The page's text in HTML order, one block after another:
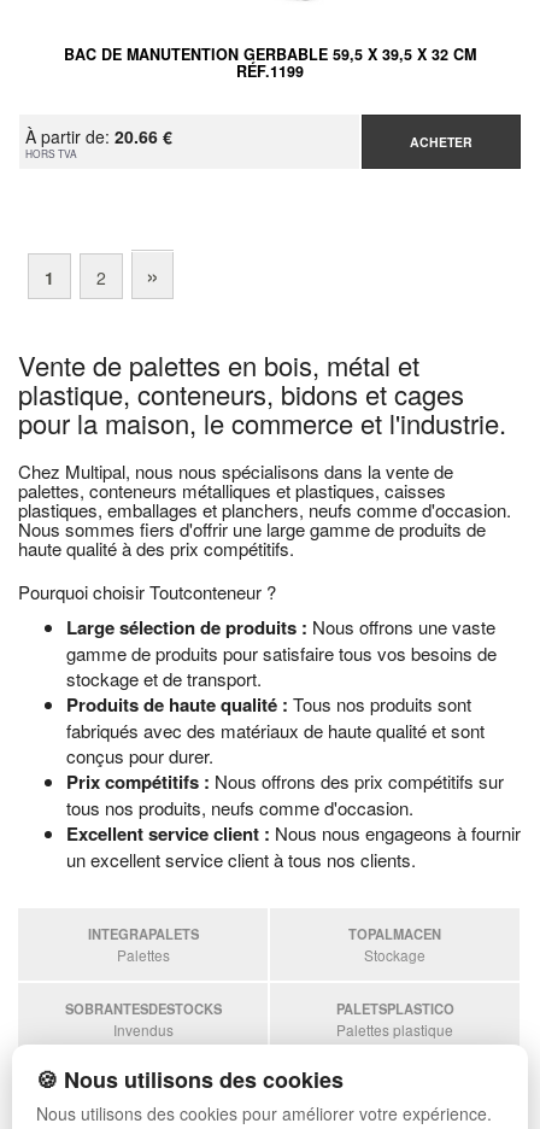
BAC DE MANUTENTION GERBABLE 59,5 X 39,5 X 32 CM
RÉF.1199
À partir de: 20.66 €
HORS TVA
ACHETER
1 2 »
Vente de palettes en bois, métal et
plastique, conteneurs, bidons et cages
pour la maison, le commerce et l'industrie.
Chez Multipal, nous nous spécialisons dans la vente de
palettes, conteneurs métalliques et plastiques, caisses
plastiques, emballages et planchers, neufs comme d'occasion.
Nous sommes fiers d'offrir une large gamme de produits de
haute qualité à des prix compétitifs.
Pourquoi choisir Toutconteneur ?
Large sélection de produits : Nous offrons une vaste
gamme de produits pour satisfaire tous vos besoins de
stockage et de transport.
Produits de haute qualité : Tous nos produits sont
fabriqués avec des matériaux de haute qualité et sont
conçus pour durer.
Prix compétitifs : Nous offrons des prix compétitifs sur
tous nos produits, neufs comme d'occasion.
Excellent service client : Nous nous engageons à fournir
un excellent service client à tous nos clients.
INTEGRAPALETS
Palettes
TOPALMACEN
Stockage
SOBRANTESDESTOCKS
Invendus
PALETSPLASTICO
Palettes plastique
ESTANTERIASKIT
Estanterias
🍪 Nous utilisons des cookies
Nous utilisons des cookies pour améliorer votre expérience.